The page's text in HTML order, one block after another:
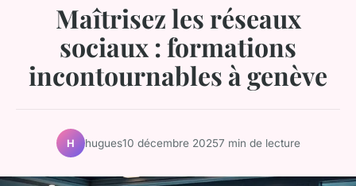
Maîtrisez les réseaux
sociaux : formations
incontournables à genève
H hugues10 décembre 20257 min de lecture